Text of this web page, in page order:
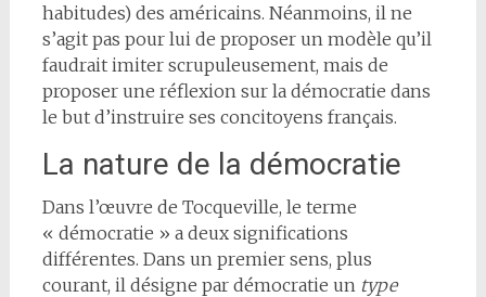
habitudes) des américains. Néanmoins, il ne
s’agit pas pour lui de proposer un modèle qu’il
faudrait imiter scrupuleusement, mais de
proposer une réflexion sur la démocratie dans
le but d’instruire ses concitoyens français.
La nature de la démocratie
Dans l’œuvre de Tocqueville, le terme
« démocratie » a deux significations
différentes. Dans un premier sens, plus
courant, il désigne par démocratie un type